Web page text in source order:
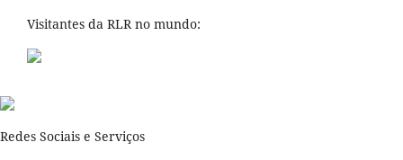
Visitantes da RLR no mundo:
Redes Sociais e Serviços